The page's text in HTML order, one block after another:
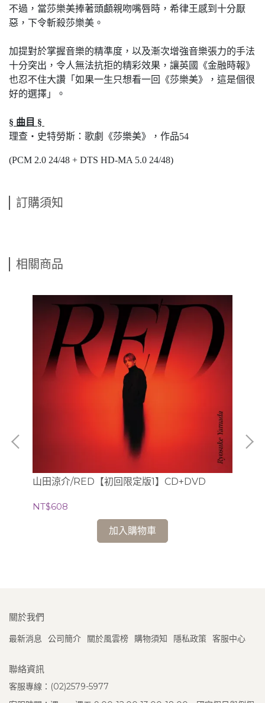
不過，當莎樂美捧著頭顱親吻嘴唇時，希律王感到十分厭
惡，下令斬殺莎樂美。
加提對於掌握音樂的精準度，以及漸次增強音樂張力的手法
十分突出，令人無法抗拒的精彩效果，讓英國《金融時報》
也忍不住大讚「如果一生只想看一回《莎樂美》，這是個很
好的選擇」。
§ 曲 目 §
理查‧史特勞斯：歌劇《莎樂美》，作品54
(PCM 2.0 24/48 + DTS HD-MA 5.0 24/48)
訂購須知
相關商品
山田涼介/RED【初回限定版1】CD+DVD
NT$608
加入購物車
關於我們
最新消息 公司簡介 關於風雲榜 購物須知 隱私政策 客服中心
聯絡資訊
客服專線：(02)2579-5977